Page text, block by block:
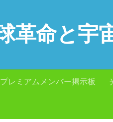
革命と宇
プレミアムメンバー掲示板